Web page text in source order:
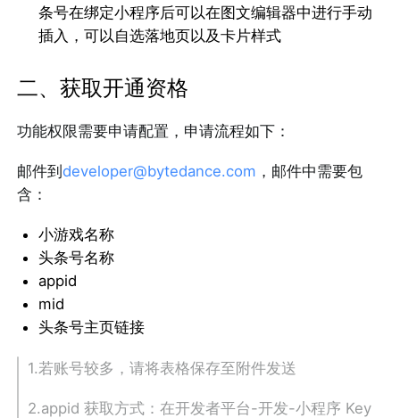
条号在绑定小程序后可以在图文编辑器中进行手动
插入，可以自选落地页以及卡片样式
二、获取开通资格
功能权限需要申请配置，申请流程如下：
邮件到 developer@bytedance.com ，邮件中需要包
含：
小游戏名称
头条号名称
appid
mid
头条号主页链接
1.若账号较多，请将表格保存至附件发送
2.appid 获取方式：在开发者平台-开发-小程序 Key